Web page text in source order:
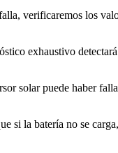
verificaremos los
exhaustivo
solar puede haber
si la batería no se